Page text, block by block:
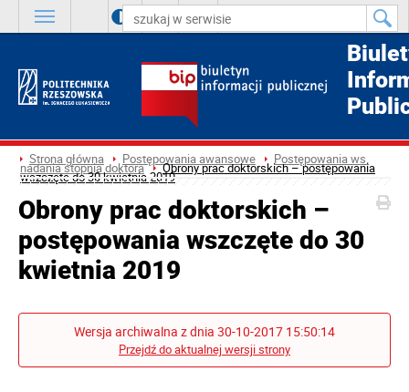
A A A
Strona główna Postępowania awansowe Postępowania ws.
nadania stopnia doktora Obrony prac doktorskich – postępowania
wszczęte do 30 kwietnia 2019
Obrony prac doktorskich –
postępowania wszczęte do 30
kwietnia 2019
Wersja archiwalna z dnia 30-10-2017 15:50:14
Przejdź do aktualnej wersji strony